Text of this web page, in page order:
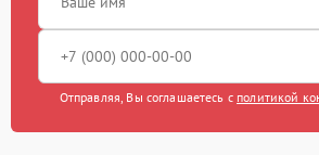
Отправляя, Вы соглашаетесь с политикой